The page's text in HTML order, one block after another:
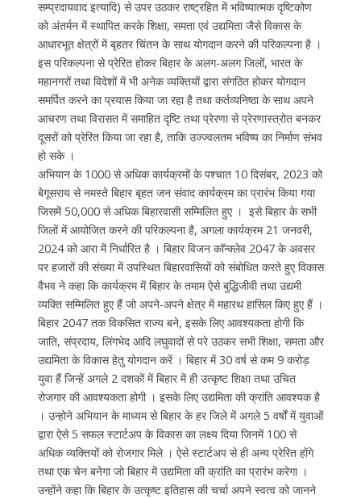
सम्प्रदायवाद इत्यादि) से उपर उठकर राष्ट्रहित में भविष्यात्मक दृष्टिकोण
को अंतर्मन में स्थापित करके शिक्षा, समता एवं उद्यमिता जैसे विकास के
आधारभूत क्षेत्रों में बृहतर चिंतन के साथ योगदान करने की परिकल्पना है ।
इस परिकल्पना से प्रेरित होकर बिहार के अलग-अलग जिलों, भारत के
महानगरों तथा विदेशों में भी अनेक व्यक्तियों द्वारा संगठित होकर योगदान
समर्पित करने का प्रयास किया जा रहा है तथा कर्तव्यनिष्ठा के साथ अपने
आचरण तथा विरासत में समाहित दृष्टि तथा प्रेरणा से प्रेरणास्त्रोत बनकर
दूसरों को प्रेरित किया जा रहा है, ताकि उज्ज्वलतम भविष्य का निर्माण संभव
हो सके ।
अभियान के 1000 से अधिक कार्यक्रमों के पश्चात 10 दिसंबर, 2023 को
बेगूसराय से नमस्ते बिहार बृहत जन संवाद कार्यक्रम का प्रारंभ किया गया
जिसमें 50,000 से अधिक बिहारवासी सम्मिलित हुए । इसे बिहार के सभी
जिलों में आयोजित करने की परिकल्पना है, अगला कार्यक्रम 21 जनवरी,
2024 को आरा में निर्धारित है । बिहार विजन काॅन्क्लेव 2047 के अवसर
पर हजारों की संख्या में उपस्थित बिहारवासियों को संबोधित करते हुए विकास
वैभव ने कहा कि कार्यक्रम में बिहार के तमाम ऐसे बुद्धिजीवी तथा उद्यमी
व्यक्ति सम्मिलित हुए हैं जो अपने-अपने क्षेत्र में महारथ हासिल किए हुए हैं ।
बिहार 2047 तक विकसित राज्य बने, इसके लिए आवश्यकता होगी कि
जाति, संप्रदाय, लिंगभेद आदि लघुवादों से परे उठकर सभी शिक्षा, समता और
उद्यमिता के विकास हेतु योगदान करें । बिहार में 30 वर्ष से कम 9 करोड़
युवा हैं जिन्हें अगले 2 दशकों में बिहार में ही उत्कृष्ट शिक्षा तथा उचित
रोजगार की आवश्यकता होगी । इसके लिए उद्यमिता की क्रांति आवश्यक है
। उन्होने अभियान के माध्यम से बिहार के हर जिले में अगले 5 वर्षों में युवाओं
द्वारा ऐसे 5 सफल स्टार्टअप के विकास का लक्ष्य दिया जिनमें 100 से
अधिक व्यक्तियों को रोजगार मिले । ऐसे स्टार्टअप से ही अन्य प्रेरित होंगे
तथा एक चेन बनेगा जो बिहार में उद्यमिता की क्रांति का प्रारंभ करेगा ।
उन्होंने कहा कि बिहार के उत्कृष्ट इतिहास की चर्चा अपने स्वत्व को जानने